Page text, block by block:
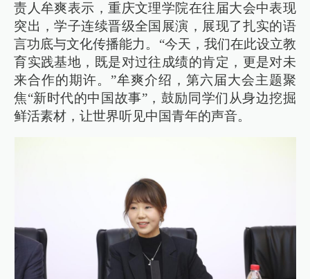
责人牟爽表示，重庆文理学院在往届大会中表现
突出，学子连续晋级全国展演，展现了扎实的语
言功底与文化传播能力。“今天，我们在此设立教
育实践基地，既是对过往成绩的肯定，更是对未
来合作的期许。”牟爽介绍，第六届大会主题聚
焦“新时代的中国故事”，鼓励同学们从身边挖掘
鲜活素材，让世界听见中国青年的声音。